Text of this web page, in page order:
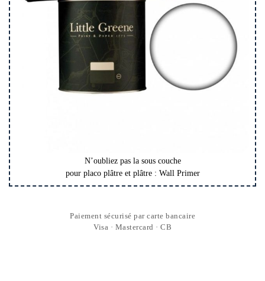
N’oubliez pas la sous couche
pour placo plâtre et plâtre : Wall Primer
Paiement sécurisé par carte bancaire
Visa · Mastercard · CB